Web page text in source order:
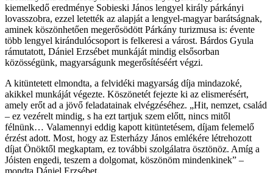
kiemelkedő eredménye Sobieski János lengyel király párkányi
lovasszobra, ezzel letették az alapját a lengyel-magyar barátságnak,
aminek köszönhetően megerősödött Párkány turizmusa is: évente
több lengyel kirándulócsoport is felkeresi a várost. Bárdos Gyula
rámutatott, Dániel Erzsébet munkáját mindig elsősorban
közösségünk, magyarságunk megerősítéséért végzi.
A kitüntetett elmondta, a felvidéki magyarság díja mindazoké,
akikkel munkáját végezte. Köszönetét fejezte ki az elismerésért,
amely erőt ad a jövő feladatainak elvégzéséhez. „Hit, nemzet, család
– ez vezérelt mindig, s ha ezt tartjuk szem előtt, nincs mitől
félnünk… Valamennyi eddig kapott kitüntetésem, díjam felemelő
érzést adott. Most, hogy az Esterházy János emlékére létrehozott
díjat Önöktől megkaptam, ez további szolgálatra ösztönöz. Amíg a
Jóisten engedi, teszem a dolgomat, köszönöm mindenkinek” –
mondta Dániel Erzsébet.